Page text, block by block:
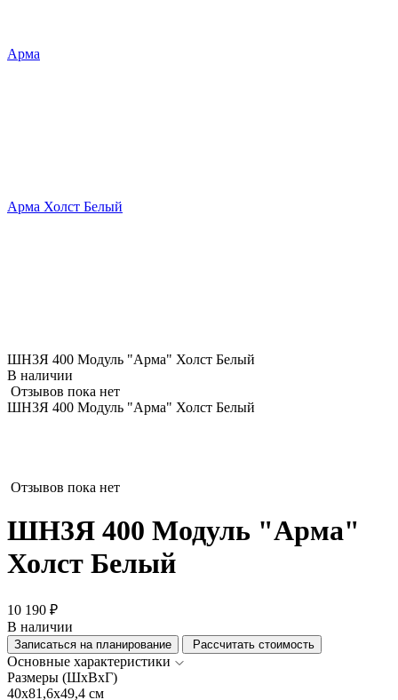
Арма
Арма Холст Белый
ШН3Я 400 Модуль "Арма" Холст Белый
В наличии
Отзывов пока нет
ШН3Я 400 Модуль "Арма" Холст Белый
Отзывов пока нет
ШН3Я 400 Модуль "Арма"
Холст Белый
10 190 ₽
В наличии
Записаться на планирование Рассчитать стоимость
Основные характеристики
Размеры (ШхВхГ)
40x81,6x49,4 см